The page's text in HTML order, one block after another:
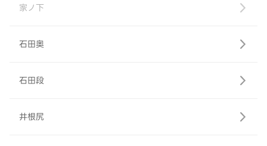
家ノ下
石田奥
石田段
井根尻